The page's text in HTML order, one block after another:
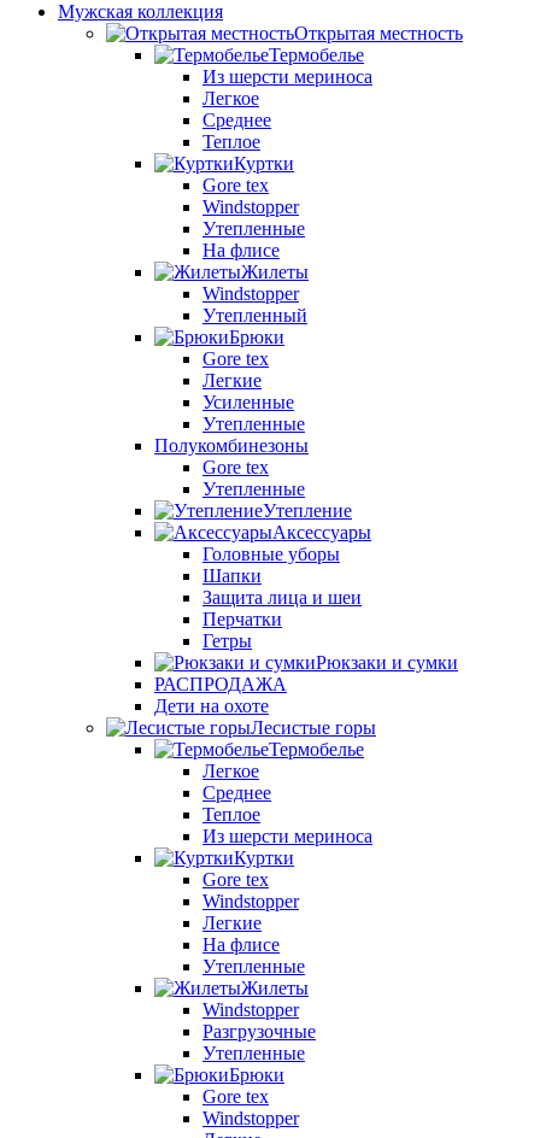
Мужская коллекция
Открытая местность
Термобелье
Из шерсти мериноса
Легкое
Среднее
Теплое
Куртки
Gore tex
Windstopper
Утепленные
На флисе
Жилеты
Windstopper
Утепленный
Брюки
Gore tex
Легкие
Усиленные
Утепленные
Полукомбинезоны
Gore tex
Утепленные
Утепление
Аксессуары
Головные уборы
Шапки
Защита лица и шеи
Перчатки
Гетры
Рюкзаки и сумки
РАСПРОДАЖА
Дети на охоте
Лесистые горы
Термобелье
Легкое
Среднее
Теплое
Из шерсти мериноса
Куртки
Gore tex
Windstopper
Легкие
На флисе
Утепленные
Жилеты
Windstopper
Разгрузочные
Утепленные
Брюки
Gore tex
Windstopper